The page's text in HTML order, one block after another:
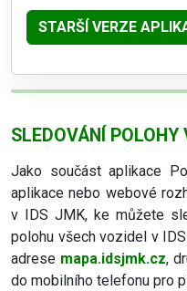
STARŠÍ VERZE
SLEDOVÁNÍ POLOHY
Jako součást aplikace
aplikace nebo webové
v IDS JMK, ke můžete
polohu všech vozidel v
adrese mapa.idsjmk.cz,
do mobilního telefonu pro